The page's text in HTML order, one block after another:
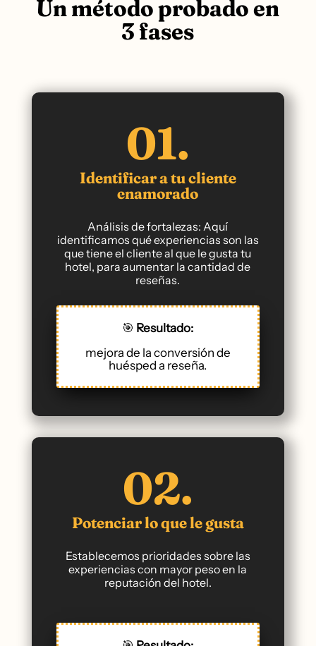
Un método probado en
3 fases
01.
Identificar a tu cliente
enamorado
Análisis de fortalezas: Aquí
identificamos qué experiencias son las
que tiene el cliente al que le gusta tu
hotel, para aumentar la cantidad de
reseñas.
🎯 Resultado:
mejora de la conversión de
huésped a reseña.
02.
Potenciar lo que le gusta
Establecemos prioridades sobre las
experiencias con mayor peso en la
reputación del hotel.